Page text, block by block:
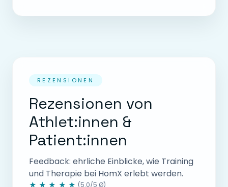
REZENSIONEN
Rezensionen von
Athlet:innen &
Patient:innen
Feedback: ehrliche Einblicke, wie Training
und Therapie bei HomX erlebt werden.
(5.0/5 Ø)